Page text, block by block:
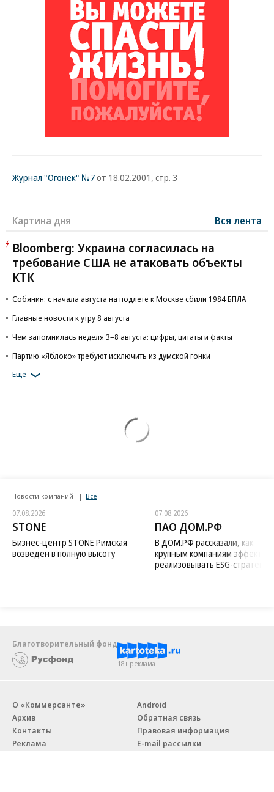
Журнал "Огонёк" №7от 18.02.2001, стр. 3
Картина дня Вся лента
Bloomberg: Украина согласилась на
требование США не атаковать объекты
КТК
Собянин: с начала августа на подлете к Москве сбили 1984 БПЛА
Главные новости к утру 8 августа
Чем запомнилась неделя 3–8 августа: цифры, цитаты и факты
Партию «Яблоко» требуют исключить из думской гонки
Еще
Новости компаний Все
07.08.2026
STONE
Бизнес-центр STONE Римская
возведен в полную высоту
07.08.2026
ПАО ДОМ.РФ
В ДОМ.РФ рассказали, как
крупным компаниям
реализовывать ESG-стратегию
Благотворительный фонд
18+ реклама
О «Коммерсанте»
Архив
Контакты
Реклама
Android
Обратная связь
Правовая информация
E-mail рассылки